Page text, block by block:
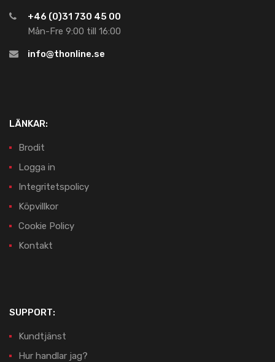
+46 (0)31 730 45 00
Mån-Fre 9:00 till 16:00
info@thonline.se
LÄNKAR:
Brodit
Logga in
Integritetspolicy
Köpvillkor
Cookie Policy
Kontakt
SUPPORT:
Kundtjänst
Hur handlar jag?